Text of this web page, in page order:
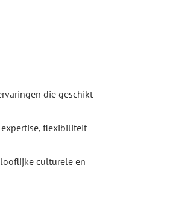
die geschikt
expertise, flexibiliteit
culturele en